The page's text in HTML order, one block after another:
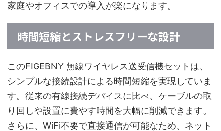
家庭やオフィスでの導入が楽になります。
時間短縮とストレスフリーな設計
このFIGEBNY 無線ワイヤレス送受信機セットは、
シンプルな接続設計による時間短縮を実現していま
す。従来の有線接続デバイスに比べ、ケーブルの取
り回しや設置に費やす時間を大幅に削減できます。
さらに、WiFi不要で直接通信が可能なため、ネット